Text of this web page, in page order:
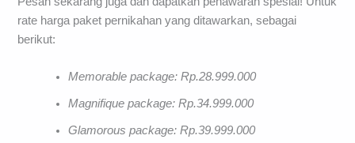
rate harga paket pernikahan yang ditawarkan, sebagai
berikut:
Memorable package: Rp.28.999.000
Magnifique package: Rp.34.999.000
Glamorous package: Rp.39.999.000